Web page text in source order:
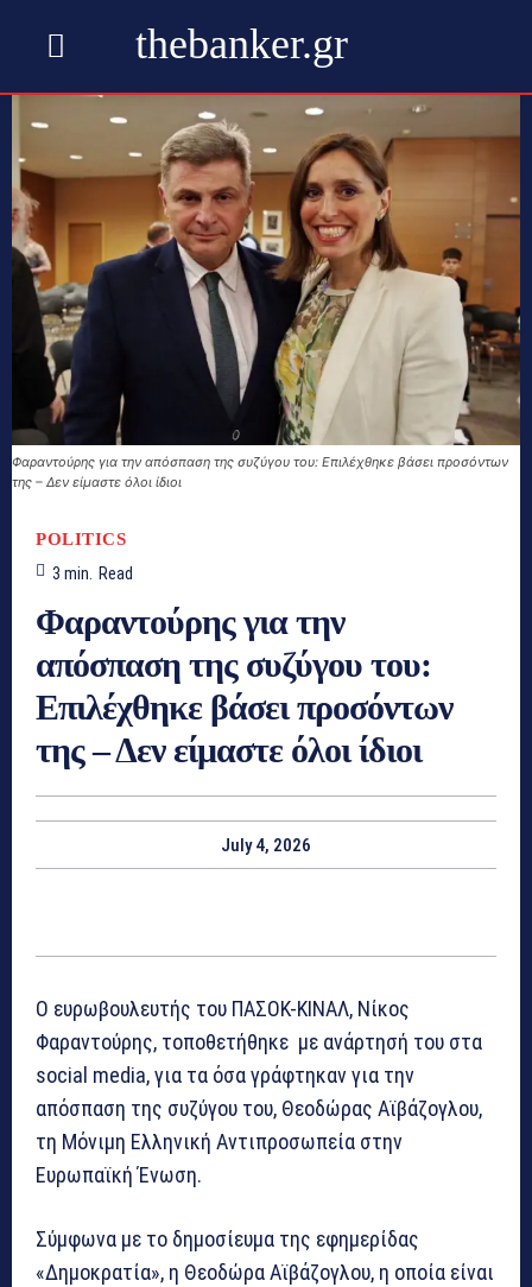
thebanker.gr
Φαραντούρης για την απόσπαση της συζύγου του: Επιλέχθηκε βάσει προσόντων
της – Δεν είμαστε όλοι ίδιοι
POLITICS
3 min. Read
Φαραντούρης για την
απόσπαση της συζύγου του:
Επιλέχθηκε βάσει προσόντων
της – Δεν είμαστε όλοι ίδιοι
July 4, 2026
Ο ευρωβουλευτής του ΠΑΣΟΚ-ΚΙΝΑΛ, Νίκος
Φαραντούρης, τοποθετήθηκε με ανάρτησή του στα
social media, για τα όσα γράφτηκαν για την
απόσπαση της συζύγου του, Θεοδώρας Αϊβάζογλου,
τη Μόνιμη Ελληνική Αντιπροσωπεία στην
Ευρωπαϊκή Ένωση.
Σύμφωνα με το δημοσίευμα της εφημερίδας
«Δημοκρατία», η Θεοδώρα Αϊβάζογλου, η οποία είναι